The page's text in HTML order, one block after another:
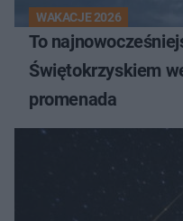
WAKACJE 2026
To
Świętokrzyskiem
promenada